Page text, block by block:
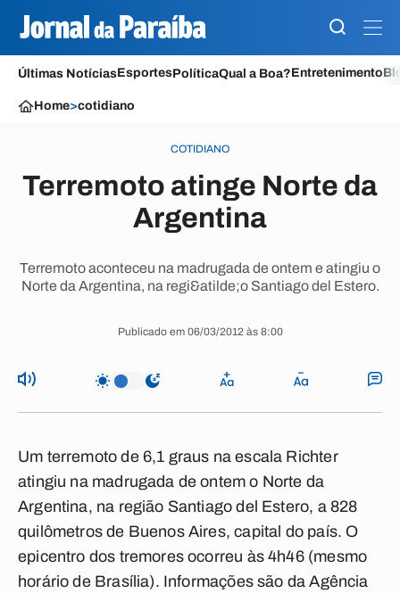
Últimas NotíciasEsportesPolíticaQual a Boa?Entretenimento
Home>cotidiano
COTIDIANO
Terremoto atinge Norte da
Argentina
Terremoto aconteceu na madrugada de ontem e atingiu o
Norte da Argentina, na regi&atilde;o Santiago del Estero.
Publicado em 06/03/2012 às 8:00
Um terremoto de 6,1 graus na escala Richter
atingiu na madrugada de ontem o Norte da
Argentina, na região Santiago del Estero, a 828
quilômetros de Buenos Aires, capital do país. O
epicentro dos tremores ocorreu às 4h46 (mesmo
horário de Brasília). Informações são da Agência